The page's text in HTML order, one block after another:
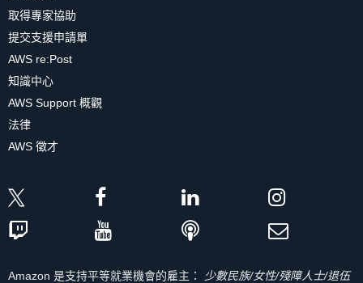
取得專家協助
提交支援申請單
AWS re:Post
知識中心
AWS Support 概觀
法律
AWS 徵才
Amazon 是支持平等就業機會的雇主：
少數民族/女性/殘障人士/退伍